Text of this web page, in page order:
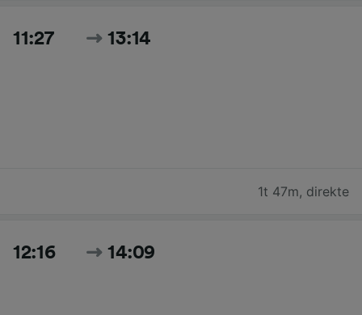
11:27 13:14
1t 47m, direkte
12:16 14:09